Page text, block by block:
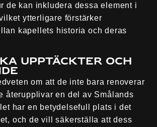
de kan inkludera dessa element i
ytterligare förstärker
kapellets historia och deras
Upptäckter och
om att de inte bara renoverar
återupplivar en del av Smålands
har en betydelsefull plats i det
och de vill säkerställa att dess